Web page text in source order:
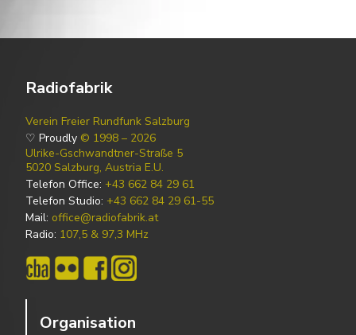
Radiofabrik
Verein Freier Rundfunk Salzburg
♡ Proudly © 1998 – 2026
Ulrike-Gschwandtner-Straße 5
5020 Salzburg, Austria E.U.
Telefon Office: +43 662 84 29 61
Telefon Studio: +43 662 84 29 61-55
Mail: office@radiofabrik.at
Radio: 107,5 & 97,3 MHz
Organisation